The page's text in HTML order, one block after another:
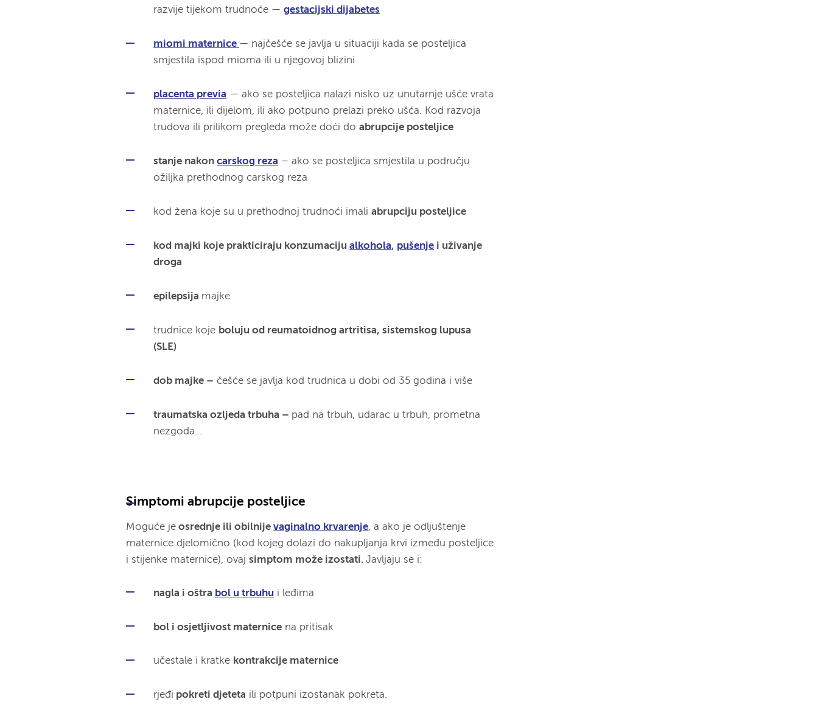
razvije tijekom trudnoće — gestacijski dijabetes
miomi maternice — najčešće se javlja u situaciji kada se posteljica
smjestila ispod mioma ili u njegovoj blizini
placenta previa — ako se posteljica nalazi nisko uz unutarnje ušće vrata
maternice, ili dijelom, ili ako potpuno prelazi preko ušća. Kod razvoja
trudova ili prilikom pregleda može doći do abrupcije posteljice
stanje nakon carskog reza – ako se posteljica smjestila u području
ožiljka prethodnog carskog reza
kod žena koje su u prethodnoj trudnoći imali abrupciju posteljice
kod majki koje prakticiraju konzumaciju alkohola, pušenje i uživanje
droga
epilepsija majke
trudnice koje boluju od reumatoidnog artritisa, sistemskog lupusa
(SLE)
dob majke – češće se javlja kod trudnica u dobi od 35 godina i više
traumatska ozljeda trbuha – pad na trbuh, udarac u trbuh, prometna
nezgoda…
Simptomi abrupcije posteljice
Moguće je osrednje ili obilnijevaginalno krvarenje, a ako je odljuštenje
maternice djelomično (kod kojeg dolazi do nakupljanja krvi između posteljice
i stijenke maternice), ovajsimptom može izostati.Javljaju se i:
nagla i oštra bol u trbuhu i leđima
bol i osjetljivost maternice na pritisak
učestale i kratke kontrakcije maternice
rjeđi pokreti djeteta ili potpuni izostanak pokreta.